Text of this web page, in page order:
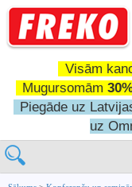
Visām
Mugursomām
Piegāde uz
uz